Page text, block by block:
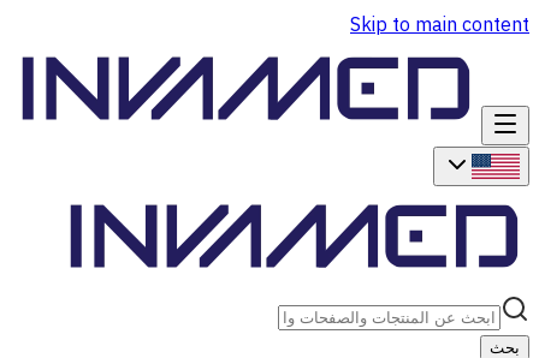
Skip to main content
بحث